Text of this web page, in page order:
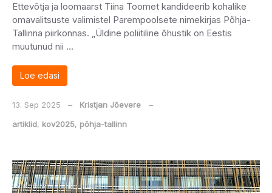
Ettevõtja ja loomaarst Tiina Toomet kandideerib kohalike
omavalitsuste valimistel Parempoolsete nimekirjas Põhja-
Tallinna piirkonnas. „Üldine poliitiline õhustik on Eestis
muutunud nii …
Loe edasi
13. Sep 2025 ‒ Kristjan Jõevere
‒
artiklid, kov2025, põhja-tallinn